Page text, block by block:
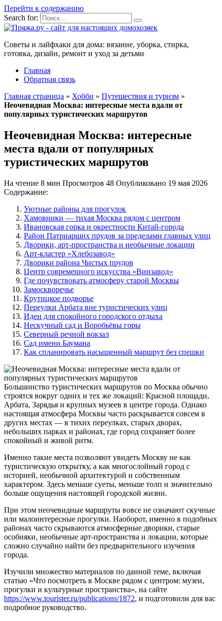
Перейти к содержанию
Search for:
Советы и лайфхаки для дома: вязание, уборка, стирка,
готовка, дизайн, ремонт и уход за детьми
Главная
Обратная связь
Главная страница » Хобби » Путешествия и туризм »
Неочевидная Москва: интересные места вдали от
популярных туристических маршрутов
Неочевидная Москва: интересные
места вдали от популярных
туристических маршрутов
На чтение 8 мин Просмотров 48 Опубликовано 19 мая 2026
Содержание:
Уютные районы для прогулок
Хамовники — тихая Москва рядом с центром
Ивановская горка и окрестности Китай-города
Район Патриарших прудов за пределами главных улиц
Дворики, арт-пространства и необычные локации
Арт-кластер «Хлебозавод»
Дворики района Чистых прудов
Центр современного искусства «Винзавод»
Где почувствовать атмосферу старой Москвы
Замоскворечье
Крутицкое подворье
Переулки Арбата вне туристических улиц
Идеи для спокойного городского отдыха
Нескучный сад и Воробьёвы горы
Северный речной вокзал
Сад имени Баумана
Как спланировать насыщенный маршрут без спешки
Большинство туристических маршрутов по Москва обычно
строятся вокруг одних и тех же локаций: Красной площади,
Арбата, Зарядья и крупных музеев в центре города. Однако
настоящая атмосфера Москвы часто раскрывается совсем в
других местах — в тихих переулках, старых дворах,
небольших парках и районах, где город сохраняет более
спокойный и живой ритм.
Именно такие места позволяют увидеть Москву не как
туристическую открытку, а как многослойный город с
историей, необычной архитектурой и собственным
характером. Здесь меньше суеты, меньше толп и значительно
больше ощущения настоящей городской жизни.
При этом неочевидные маршруты вовсе не означают скучные
или малоинтересные прогулки. Наоборот, именно в подобных
районах часто скрываются атмосферные дворики, старые
особняки, необычные арт-пространства и локации, которые
сложно случайно найти без предварительного изучения
города.
Изучили множество материалов по данной теме, включая
статью «Что посмотреть в Москве рядом с центром: музеи,
прогулки и культурные пространства», на сайте
https://www.tourister.ru/publications/1872, и подготовили для вас
подробное руководство.